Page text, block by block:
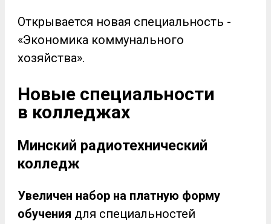
Открывается новая специальность -
«Экономика коммунального
хозяйства».
Новые специальности
в колледжах
Минский радиотехнический
колледж
Увеличен набор на платную форму
обучения для специальностей